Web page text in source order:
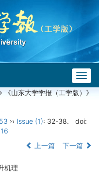
《山东大学学报（工学版）》
›› Issue (1): 32-38.
doi:
上一篇 下一篇
机理